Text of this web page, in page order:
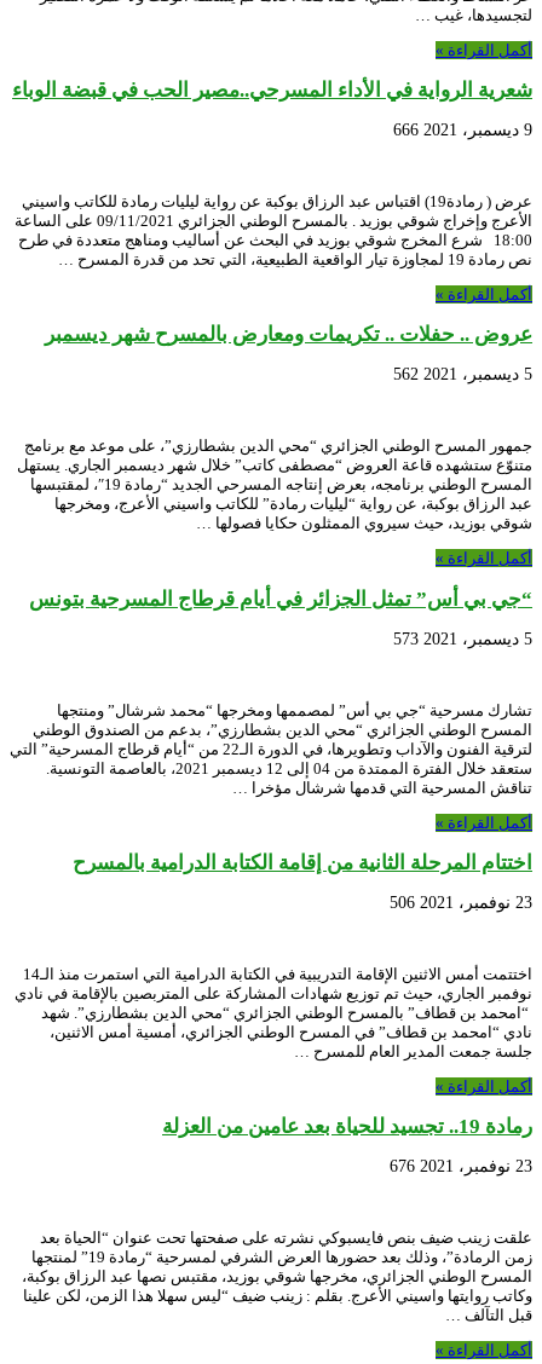
لتجسيدها، غيب …
أكمل القراءة »
شعرية الرواية في الأداء المسرحي..مصير الحب في قبضة الوباء
9 ديسمبر، 2021 666
عرض ( رمادة19) اقتباس عبد الرزاق بوكبة عن رواية ليليات رمادة للكاتب واسيني
الأعرج وإخراج شوقي بوزيد . بالمسرح الوطني الجزائري 09/11/2021 على الساعة
18:00 شرع المخرج شوقي بوزيد في البحث عن أساليب ومناهج متعددة في طرح
نص رمادة 19 لمجاوزة تيار الواقعية الطبيعية، التي تحد من قدرة المسرح …
أكمل القراءة »
عروض .. حفلات .. تكريمات ومعارض بالمسرح شهر ديسمبر
5 ديسمبر، 2021 562
جمهور المسرح الوطني الجزائري “محي الدين بشطارزي”، على موعد مع برنامج
متنوّع ستشهده قاعة العروض “مصطفى كاتب” خلال شهر ديسمبر الجاري. يستهل
المسرح الوطني برنامجه، بعرض إنتاجه المسرحي الجديد “رمادة 19″، لمقتبسها
عبد الرزاق بوكبة، عن رواية “ليليات رمادة” للكاتب واسيني الأعرج، ومخرجها
شوقي بوزيد، حيث سيروي الممثلون حكايا فصولها …
أكمل القراءة »
“جي بي أس” تمثل الجزائر في أيام قرطاج المسرحية بتونس
5 ديسمبر، 2021 573
تشارك مسرحية “جي بي أس” لمصممها ومخرجها “محمد شرشال” ومنتجها
المسرح الوطني الجزائري “محي الدين بشطارزي”، بدعم من الصندوق الوطني
لترقية الفنون والآداب وتطويرها، في الدورة الـ22 من “أيام قرطاج المسرحية” التي
ستعقد خلال الفترة الممتدة من 04 إلى 12 ديسمبر 2021، بالعاصمة التونسية.
تناقش المسرحية التي قدمها شرشال مؤخرا …
أكمل القراءة »
اختتام المرحلة الثانية من إقامة الكتابة الدرامية بالمسرح
23 نوفمبر، 2021 506
اختتمت أمس الاثنين الإقامة التدريبية في الكتابة الدرامية التي استمرت منذ الـ14
نوفمبر الجاري، حيث تم توزيع شهادات المشاركة على المتربصين بالإقامة في نادي
“امحمد بن قطاف” بالمسرح الوطني الجزائري “محي الدين بشطارزي”. شهد
نادي “امحمد بن قطاف” في المسرح الوطني الجزائري، أمسية أمس الاثنين،
جلسة جمعت المدير العام للمسرح …
أكمل القراءة »
رمادة 19.. تجسيد للحياة بعد عامين من العزلة
23 نوفمبر، 2021 676
علقت زينب ضيف بنص فايسبوكي نشرته على صفحتها تحت عنوان “الحياة بعد
زمن الرمادة”، وذلك بعد حضورها العرض الشرفي لمسرحية “رمادة 19” لمنتجها
المسرح الوطني الجزائري، مخرجها شوقي بوزيد، مقتبس نصها عبد الرزاق بوكبة،
وكاتب روايتها واسيني الأعرج. بقلم : زينب ضيف “ليس سهلا هذا الزمن، لكن علينا
قبل التآلف …
أكمل القراءة »